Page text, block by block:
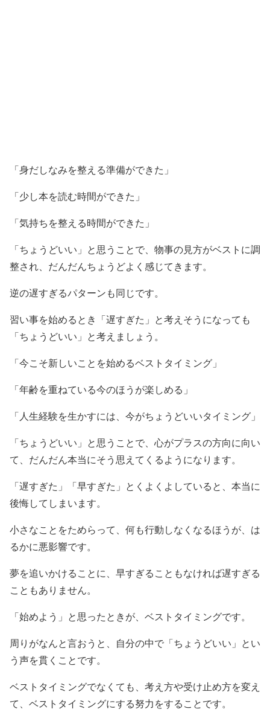
「身だしなみを整える準備ができた」
「少し本を読む時間ができた」
「気持ちを整える時間ができた」
「ちょうどいい」と思うことで、物事の見方がベストに調
整され、だんだんちょうどよく感じてきます。
逆の遅すぎるパターンも同じです。
習い事を始めるとき「遅すぎた」と考えそうになっても
「ちょうどいい」と考えましょう。
「今こそ新しいことを始めるベストタイミング」
「年齢を重ねている今のほうが楽しめる」
「人生経験を生かすには、今がちょうどいいタイミング」
「ちょうどいい」と思うことで、心がプラスの方向に向い
て、だんだん本当にそう思えてくるようになります。
「遅すぎた」「早すぎた」とくよくよしていると、本当に
後悔してしまいます。
小さなことをためらって、何も行動しなくなるほうが、は
るかに悪影響です。
夢を追いかけることに、早すぎることもなければ遅すぎる
こともありません。
「始めよう」と思ったときが、ベストタイミングです。
周りがなんと言おうと、自分の中で「ちょうどいい」とい
う声を貫くことです。
ベストタイミングでなくても、考え方や受け止め方を変え
て、ベストタイミングにする努力をすることです。